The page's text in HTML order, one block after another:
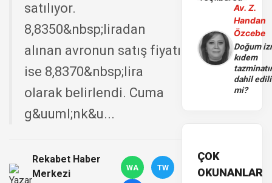
satılıyor.
8,8350&nbsp;liradan
alınan avronun satış fiyatı
ise 8,8370&nbsp;lira
olarak belirlendi. Cuma
g&uuml;nk&u...
Rekabet Haber
Merkezi
WA TW
Av. Z.
Handan
Özcebe
Doğum
kıdem
dahil
mi?
ÇOK
OKUNANLAR